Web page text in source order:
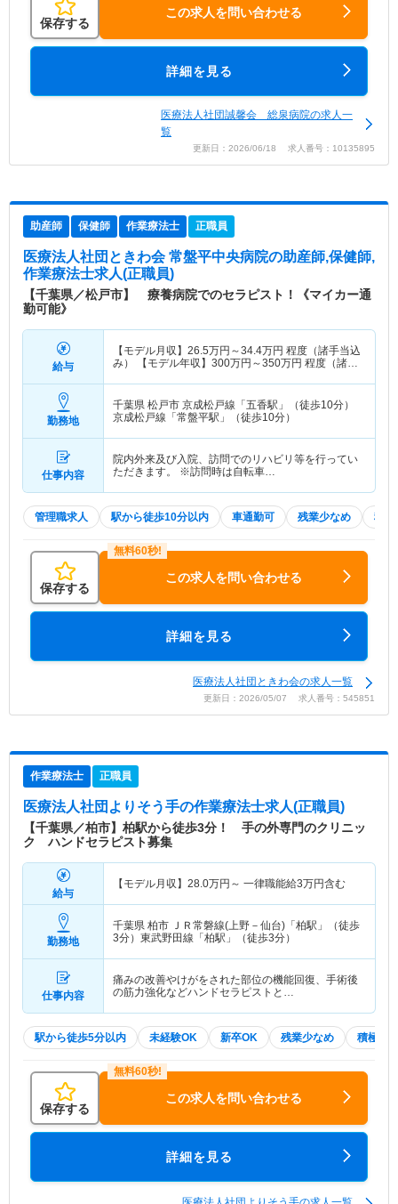
保存する
この求人を問い合わせる
詳細を見る
医療法人社団誠馨会 総泉病院の求人一
覧
更新日：2026/06/18 求人番号：10135895
助産師 保健師 作業療法士 正職員
医療法人社団ときわ会 常盤平中央病院の助産師,保健師,
作業療法士求人(正職員)
【千葉県／松戸市】 療養病院でのセラピスト！《マイカー通
勤可能》
給与
【モデル月収】 26.5万円～34.4万円 程度（諸手当込
み） 【モデル年収】 300万円～350万円 程度（諸手
勤務地
千葉県 松戸市 京成松戸線「五香駅」（徒歩10分）
京成松戸線「常盤平駅」（徒歩10分）
仕事内容
院内外来及び入院、訪問でのリハビリ等を行ってい
ただきます。 ※訪問時は自転車…
管理職求人 駅から徒歩10分以内 車通勤可 残業少なめ 積極
保存する
この求人を問い合わせる
詳細を見る
医療法人社団ときわ会の求人一覧
更新日：2026/05/07 求人番号：545851
作業療法士 正職員
医療法人社団よりそう手の作業療法士求人(正職員)
【千葉県／柏市】柏駅から徒歩3分！ 手の外専門のクリニッ
ク ハンドセラピスト募集
給与
【モデル月収】 28.0万円～ 一律職能給3万円含む
勤務地
千葉県 柏市 ＪＲ常磐線(上野－仙台)「柏駅」（徒歩
3分）東武野田線「柏駅」（徒歩3分）
仕事内容
痛みの改善やけがをされた部位の機能回復、手術後
の筋力強化などハンドセラピストと…
駅から徒歩5分以内 未経験OK 新卒OK 残業少なめ 積極採
保存する
この求人を問い合わせる
詳細を見る